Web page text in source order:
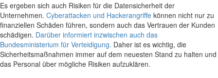
Es ergeben sich auch Risiken für die Datensicherheit der
Unternehmen. Cyberattacken und Hackerangriffe können nicht nur zu
finanziellen Schäden führen, sondern auch das Vertrauen der Kunden
schädigen. Darüber informiert inzwischen auch das
Bundesministerium für Verteidigung. Daher ist es wichtig, die
Sicherheitsmaßnahmen immer auf dem neuesten Stand zu halten und
das Personal über mögliche Risiken aufzuklären.